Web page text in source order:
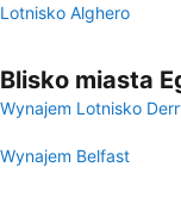
Lotnisko Alghero
Blisko miasta
Wynajem Lotnisko
Wynajem Belfast